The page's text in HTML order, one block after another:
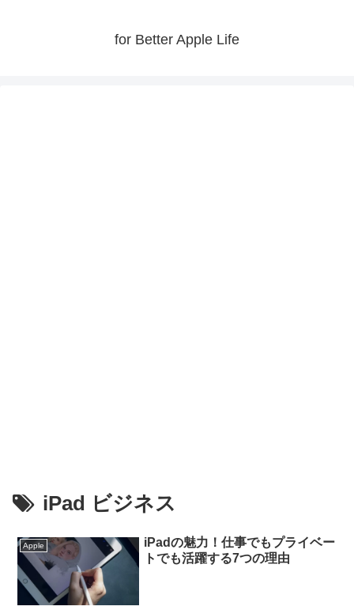
for Better Apple Life
iPad ビジネス
Apple
iPadの魅力！仕事でもプライベー
トでも活躍する7つの理由